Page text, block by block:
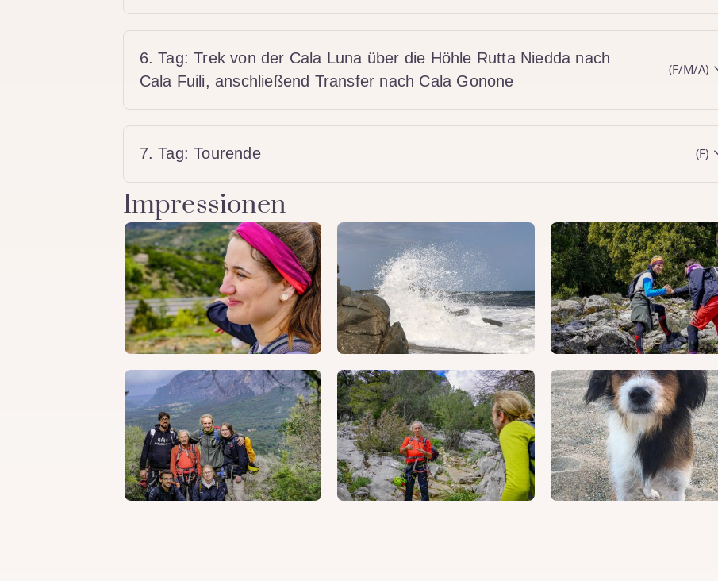
6. Tag: Trek von der Cala Luna über die Höhle Rutta Niedda nach
Cala Fuili, anschließend Transfer nach Cala Gonone
(F/M/A)
7. Tag: Tourende (F)
Impressionen